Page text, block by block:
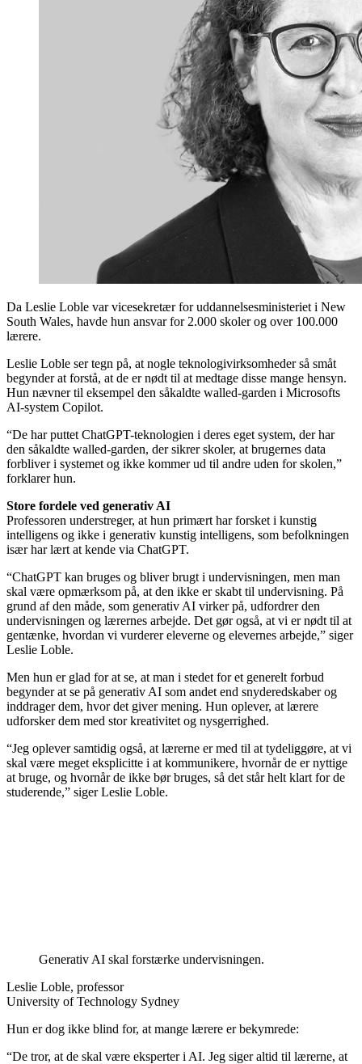
Da Leslie Loble var vicesekretær for uddannelsesministeriet i New
South Wales, havde hun ansvar for 2.000 skoler og over 100.000
lærere.
Leslie Loble ser tegn på, at nogle teknologivirksomheder så småt
begynder at forstå, at de er nødt til at medtage disse mange hensyn.
Hun nævner til eksempel den såkaldte walled-garden i Microsofts
AI-system Copilot.
“De har puttet ChatGPT-teknologien i deres eget system, der har
den såkaldte walled-garden, der sikrer skoler, at brugernes data
forbliver i systemet og ikke kommer ud til andre uden for skolen,”
forklarer hun.
Store fordele ved generativ AI
Professoren understreger, at hun primært har forsket i kunstig
intelligens og ikke i generativ kunstig intelligens, som befolkningen
især har lært at kende via ChatGPT.
“ChatGPT kan bruges og bliver brugt i undervisningen, men man
skal være opmærksom på, at den ikke er skabt til undervisning. På
grund af den måde, som generativ AI virker på, udfordrer den
undervisningen og lærernes arbejde. Det gør også, at vi er nødt til at
gentænke, hvordan vi vurderer eleverne og elevernes arbejde,” siger
Leslie Loble.
Men hun er glad for at se, at man i stedet for et generelt forbud
begynder at se på generativ AI som andet end snyderedskaber og
inddrager dem, hvor det giver mening. Hun oplever, at lærere
udforsker dem med stor kreativitet og nysgerrighed.
“Jeg oplever samtidig også, at lærerne er med til at tydeliggøre, at vi
skal være meget eksplicitte i at kommunikere, hvornår de er nyttige
at bruge, og hvornår de ikke bør bruges, så det står helt klart for de
studerende,” siger Leslie Loble.
Generativ AI skal forstærke undervisningen.
Leslie Loble, professor
University of Technology Sydney
Hun er dog ikke blind for, at mange lærere er bekymrede:
“De tror, at de skal være eksperter i AI. Jeg siger altid til lærerne, at